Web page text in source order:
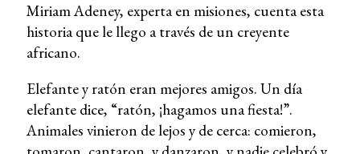
Miriam Adeney, experta en misiones, cuenta esta
historia que le llego a través de un creyente
africano.
Elefante y ratón eran mejores amigos. Un día
elefante dice, “ratón, ¡hagamos una fiesta!”.
Animales vinieron de lejos y de cerca: comieron,